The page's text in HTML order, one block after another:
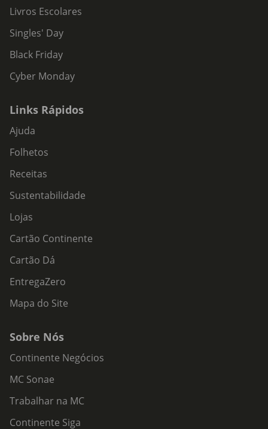
Livros Escolares
Singles' Day
Black Friday
Cyber Monday
Links Rápidos
Ajuda
Folhetos
Receitas
Sustentabilidade
Lojas
Cartão Continente
Cartão Dá
EntregaZero
Mapa do Site
Sobre Nós
Continente Negócios
MC Sonae
Trabalhar na MC
Continente Siga